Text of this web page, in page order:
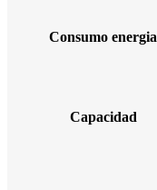
Consumo energia
Capacidad